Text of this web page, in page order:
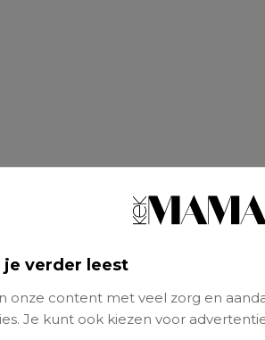
je verder leest
onze content met veel zorg en
Je kunt ook kiezen voor